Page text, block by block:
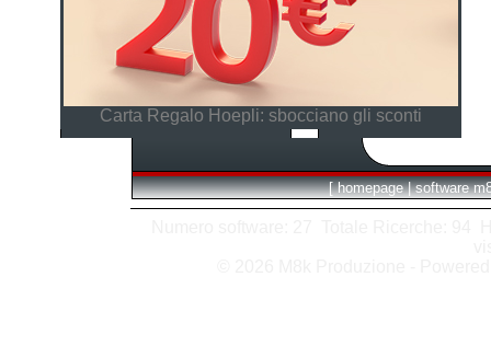
Carta Regalo Hoepli: sbocciano gli sconti
[ homepage | software